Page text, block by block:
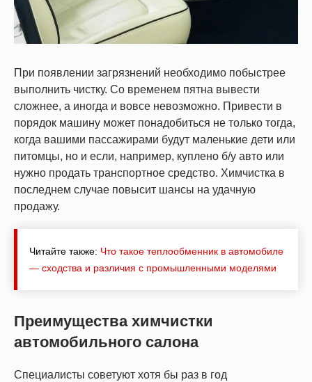
При появлении загрязнений необходимо побыстрее
выполнить чистку. Со временем пятна вывести
сложнее, а иногда и вовсе невозможно. Привести в
порядок машину может понадобиться не только тогда,
когда вашими пассажирами будут маленькие дети или
питомцы, но и если, например, куплено б/у авто или
нужно продать транспортное средство. Химчистка в
последнем случае повысит шансы на удачную
продажу.
Читайте также: Что такое теплообменник в автомобиле
— сходства и различия с промышленными моделями
Преимущества химчистки
автомобильного салона
Специалисты советуют хотя бы раз в год